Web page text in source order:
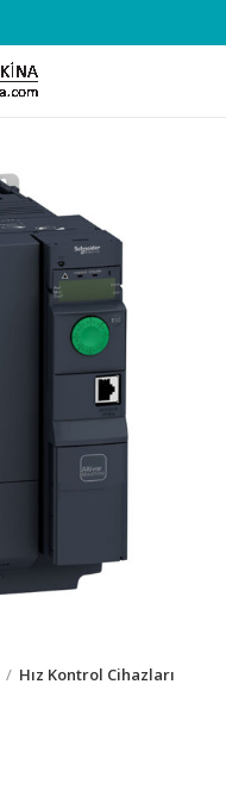
Hız Kontrol Cihazları